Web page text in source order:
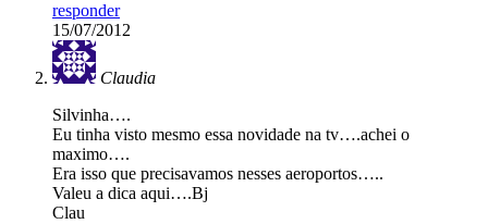
responder
15/07/2012
Claudia
Silvinha….
Eu tinha visto mesmo essa novidade na tv….achei o
maximo….
Era isso que precisavamos nesses aeroportos…..
Valeu a dica aqui….Bj
Clau